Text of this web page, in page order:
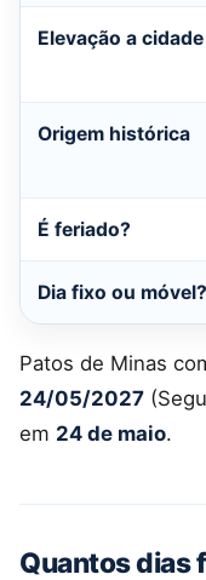
Elevação a cidade
Origem histórica
É feriado?
Dia fixo ou móvel?
Patos de Minas
24/05/2027
em 24 de maio.
Quantos dias